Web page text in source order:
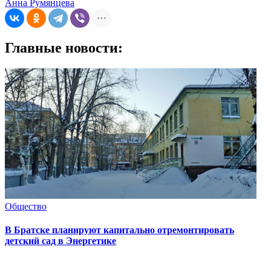
Анна Румянцева
Главные новости:
Общество
В Братске планируют капитально отремонтировать
детский сад в Энергетике